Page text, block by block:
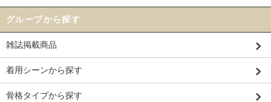
グループから探す
雑誌掲載商品
着用シーンから探す
骨格タイプから探す